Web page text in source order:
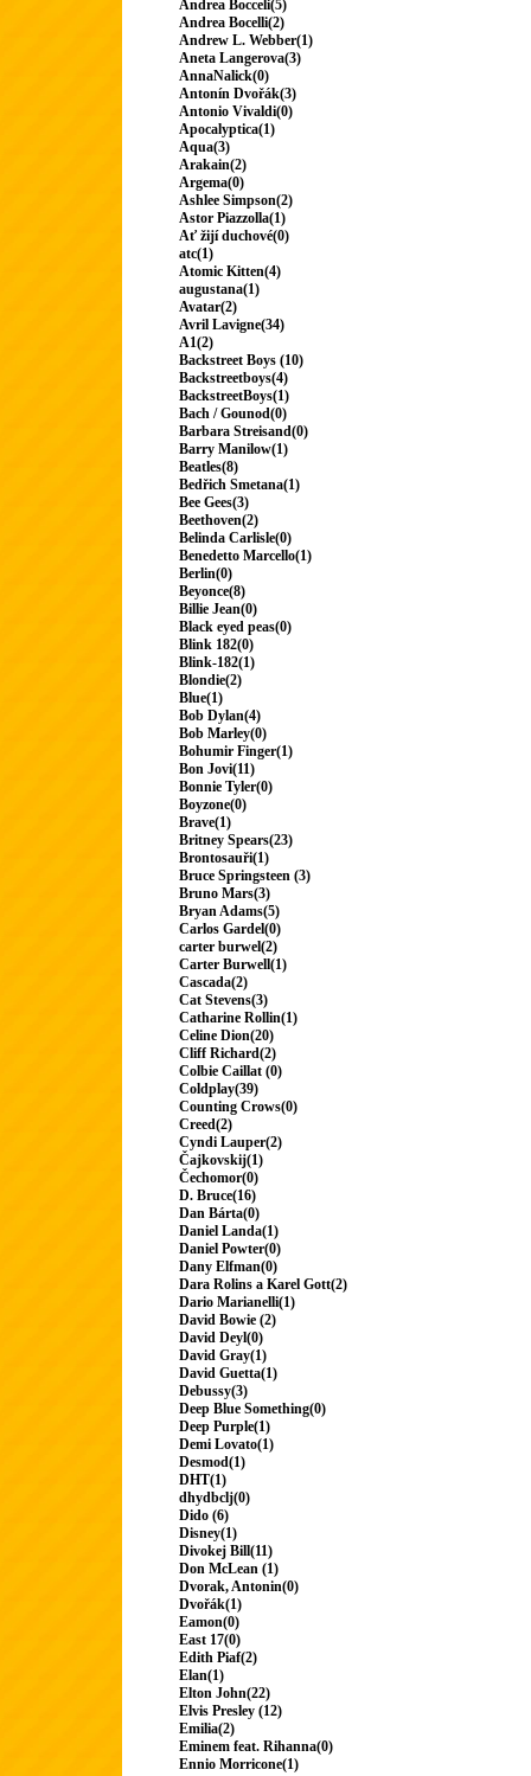
Andrea Bocceli(5)
Andrea Bocelli(2)
Andrew L. Webber(1)
Aneta Langerova(3)
AnnaNalick(0)
Antonín Dvořák(3)
Antonio Vivaldi(0)
Apocalyptica(1)
Aqua(3)
Arakain(2)
Argema(0)
Ashlee Simpson(2)
Astor Piazzolla(1)
Ať žijí duchové(0)
atc(1)
Atomic Kitten(4)
augustana(1)
Avatar(2)
Avril Lavigne(34)
A1(2)
Backstreet Boys (10)
Backstreetboys(4)
BackstreetBoys(1)
Bach / Gounod(0)
Barbara Streisand(0)
Barry Manilow(1)
Beatles(8)
Bedřich Smetana(1)
Bee Gees(3)
Beethoven(2)
Belinda Carlisle(0)
Benedetto Marcello(1)
Berlin(0)
Beyonce(8)
Billie Jean(0)
Black eyed peas(0)
Blink 182(0)
Blink-182(1)
Blondie(2)
Blue(1)
Bob Dylan(4)
Bob Marley(0)
Bohumir Finger(1)
Bon Jovi(11)
Bonnie Tyler(0)
Boyzone(0)
Brave(1)
Britney Spears(23)
Brontosauři(1)
Bruce Springsteen (3)
Bruno Mars(3)
Bryan Adams(5)
Carlos Gardel(0)
carter burwel(2)
Carter Burwell(1)
Cascada(2)
Cat Stevens(3)
Catharine Rollin(1)
Celine Dion(20)
Cliff Richard(2)
Colbie Caillat (0)
Coldplay(39)
Counting Crows(0)
Creed(2)
Cyndi Lauper(2)
Čajkovskij(1)
Čechomor(0)
D. Bruce(16)
Dan Bárta(0)
Daniel Landa(1)
Daniel Powter(0)
Dany Elfman(0)
Dara Rolins a Karel Gott(2)
Dario Marianelli(1)
David Bowie (2)
David Deyl(0)
David Gray(1)
David Guetta(1)
Debussy(3)
Deep Blue Something(0)
Deep Purple(1)
Demi Lovato(1)
Desmod(1)
DHT(1)
dhydbclj(0)
Dido (6)
Disney(1)
Divokej Bill(11)
Don McLean (1)
Dvorak, Antonin(0)
Dvořák(1)
Eamon(0)
East 17(0)
Edith Piaf(2)
Elan(1)
Elton John(22)
Elvis Presley (12)
Emilia(2)
Eminem feat. Rihanna(0)
Ennio Morricone(1)